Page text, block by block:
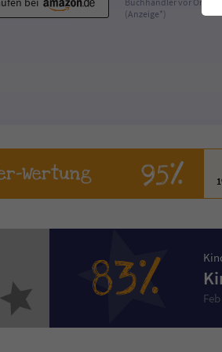
(Anzeige*)
-Wertung 95%
83%